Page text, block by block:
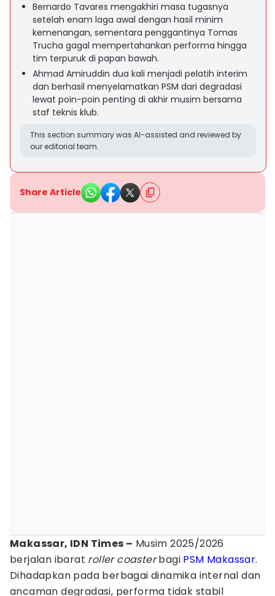
Bernardo Tavares mengakhiri masa tugasnya
setelah enam laga awal dengan hasil minim
kemenangan, sementara penggantinya Tomas
Trucha gagal mempertahankan performa hingga
tim terpuruk di papan bawah.
Ahmad Amiruddin dua kali menjadi pelatih interim
dan berhasil menyelamatkan PSM dari degradasi
lewat poin-poin penting di akhir musim bersama
staf teknis klub.
This section summary was AI-assisted and reviewed by
our editorial team.
Share Article
Makassar, IDN Times – Musim 2025/2026
berjalan ibarat roller coasterbagi PSM Makassar.
Dihadapkan pada berbagai dinamika internal dan
ancaman degradasi, performa tidak stabil